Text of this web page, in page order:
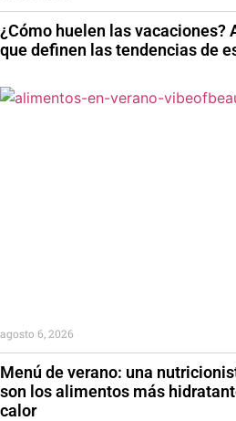
¿Cómo huelen las vacaciones?
que definen las tendencias de
Menú de verano: una
son los alimentos más
calor
agosto 6, 2026